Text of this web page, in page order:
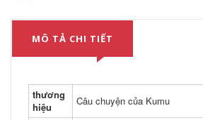
MÔ TẢ CHI TIẾT
thương
hiệu
Câu chuyện của Kumu